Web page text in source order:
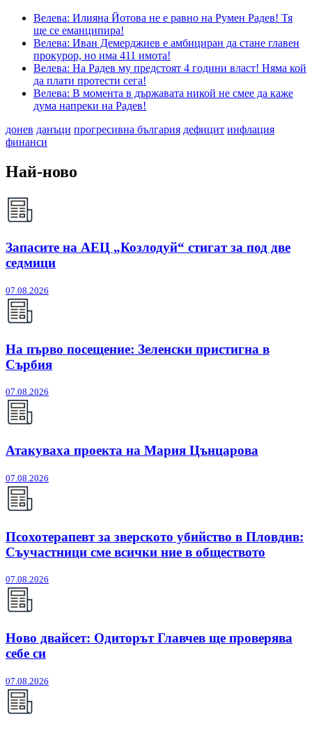
Велева: Илияна Йотова не е равно на Румен Радев! Тя
ще се еманципира!
Велева: Иван Демерджиев е амбициран да стане главен
прокурор, но има 411 имота!
Велева: На Радев му предстоят 4 години власт! Няма кой
да плати протести сега!
Велева: В момента в държавата никой не смее да каже
дума напреки на Радев!
донев данъци прогресивна българия дефицит инфлация
финанси
Най-ново
Запасите на АЕЦ „Козлодуй“ стигат за под две
седмици
07.08.2026
На първо посещение: Зеленски пристигна в
Сърбия
07.08.2026
Атакуваха проекта на Мария Цънцарова
07.08.2026
Псохотерапевт за зверското убийство в Пловдив:
Съучастници сме всички ние в обществото
07.08.2026
Ново двайсет: Одиторът Главчев ще проверява
себе си
07.08.2026